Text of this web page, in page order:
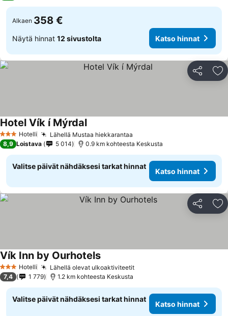
Alkaen 358 €
Näytä hinnat 12 sivustolta Katso hinnat
Jaa
3 Tähtiluokitus
Hotelli Lähellä Mustaa hiekkarantaa
Hotel Vík í MýrdalKatso hinnat
8,9 Loistava 5 014 0.9 km kohteesta Keskusta
Valitse päivät nähdäksesi tarkat hinnat
Katso hinnat
Jaa
3 Tähtiluokitus
Hotelli Lähellä olevat ulkoaktiviteetitKatso hinnat
Vík Inn by OurhotelsKatso hinnat
7,4 1 779 1.2 km kohteesta Keskusta
Valitse päivät nähdäksesi tarkat hinnat
Katso hinnat